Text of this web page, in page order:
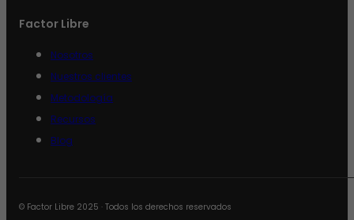
Factor Libre
Nosotros
Nuestros clientes
Metodología
Recursos
Blog
© Factor Libre 2025 · Todos los derechos reservados